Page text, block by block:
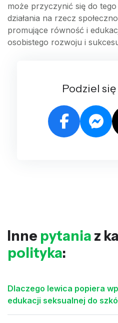
może przyczynić się do
działania na rzecz
promujące równość i
osobistego rozwoju i
Podziel
Inne pytania z
polityka:
Dlaczego lewica popiera
edukacji seksualnej do